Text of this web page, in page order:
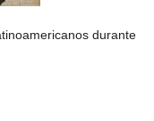
durante